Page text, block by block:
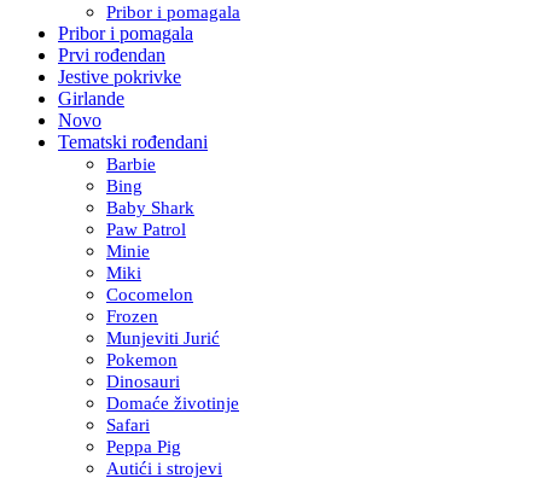
Pribor i pomagala
Pribor i pomagala
Prvi rođendan
Jestive pokrivke
Girlande
Novo
Tematski rođendani
Barbie
Bing
Baby Shark
Paw Patrol
Minie
Miki
Cocomelon
Frozen
Munjeviti Jurić
Pokemon
Dinosauri
Domaće životinje
Safari
Peppa Pig
Autići i strojevi